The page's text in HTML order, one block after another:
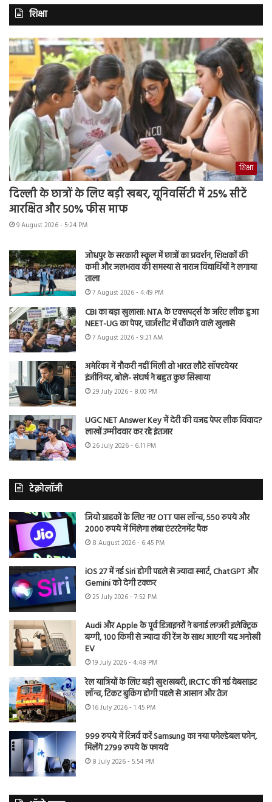
शिक्षा
शिक्षा
दिल्ली के छात्रों के लिए बड़ी खबर, यूनिवर्सिटी में 25% सीटें
आरक्षित और 50% फीस माफ
9 August 2026 - 5:24 PM
जोधपुर के सरकारी स्कूल में छात्रों का प्रदर्शन, शिक्षकों की
कमी और जलभराव की समस्या से नाराज विद्यार्थियों ने लगाया
ताला
7 August 2026 - 4:49 PM
CBI का बड़ा खुलासा: NTA के एक्सपर्ट्स के जरिए लीक हुआ
NEET-UG का पेपर, चार्जशीट में चौंकाने वाले खुलासे
7 August 2026 - 9:21 AM
अमेरिका में नौकरी नहीं मिली तो भारत लौटे सॉफ्टवेयर
इंजीनियर, बोले- संघर्ष ने बहुत कुछ सिखाया
29 July 2026 - 8:00 PM
UGC NET Answer Key में देरी की वजह पेपर लीक विवाद?
लाखों उम्मीदवार कर रहे इंतजार
26 July 2026 - 6:11 PM
टेक्नोलॉजी
जियो ग्राहकों के लिए नए OTT पास लॉन्च, 550 रुपये और
2000 रुपये में मिलेगा लंबा एंटरटेनमेंट पैक
8 August 2026 - 6:45 PM
iOS 27 में नई Siri होगी पहले से ज्यादा स्मार्ट, ChatGPT और
Gemini को देगी टक्कर
25 July 2026 - 7:52 PM
Audi और Apple के पूर्व डिजाइनरों ने बनाई लग्जरी इलेक्ट्रिक
बग्गी, 100 किमी से ज्यादा की रेंज के साथ आएगी यह अनोखी
EV
19 July 2026 - 4:48 PM
रेल यात्रियों के लिए बड़ी खुशखबरी, IRCTC की नई वेबसाइट
लॉन्च, टिकट बुकिंग होगी पहले से आसान और तेज
16 July 2026 - 1:45 PM
999 रुपये में रिजर्व करें Samsung का नया फोल्डेबल फोन,
मिलेंगे 2799 रुपये के फायदे
8 July 2026 - 5:54 PM